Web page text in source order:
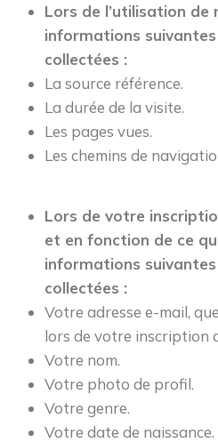
Lors de l’utilisation de
informations
collectées :
La source référence.
La durée de la visite.
Les pages vues.
Les chemins de
Lors de votre
et en fonction de ce
informations
collectées :
Votre adresse e-mail,
lors de votre inscription
Votre nom.
Votre photo de profil.
Votre genre.
Votre date de naissance.